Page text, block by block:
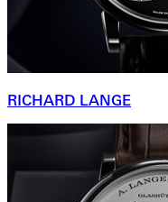
RICHARD LANGE